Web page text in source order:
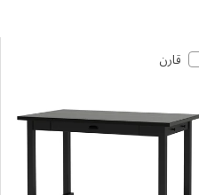
النتائجقارن